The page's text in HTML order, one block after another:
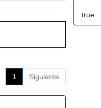
1 Siguiente
true